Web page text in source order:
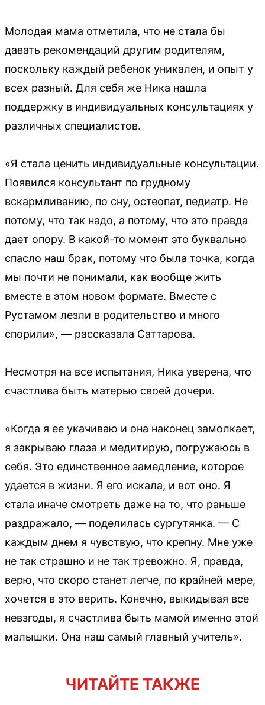
Молодая мама отметила, что не стала бы
давать рекомендаций другим родителям,
поскольку каждый ребенок уникален, и опыт у
всех разный. Для себя же Ника нашла
поддержку в индивидуальных консультациях у
различных специалистов.
«Я стала ценить индивидуальные консультации.
Появился консультант по грудному
вскармливанию, по сну, остеопат, педиатр. Не
потому, что так надо, а потому, что это правда
дает опору. В какой-то момент это буквально
спасло наш брак, потому что была точка, когда
мы почти не понимали, как вообще жить
вместе в этом новом формате. Вместе с
Рустамом лезли в родительство и много
спорили», — рассказала Саттарова.
Несмотря на все испытания, Ника уверена, что
счастлива быть матерью своей дочери.
«Когда я ее укачиваю и она наконец замолкает,
я закрываю глаза и медитирую, погружаюсь в
себя. Это единственное замедление, которое
удается в жизни. Я его искала, и вот оно. Я
стала иначе смотреть даже на то, что раньше
раздражало, — поделилась сургутянка. — С
каждым днем я чувствую, что крепну. Мне уже
не так страшно и не так тревожно. Я, правда,
верю, что скоро станет легче, по крайней мере,
хочется в это верить. Конечно, выкидывая все
невзгоды, я счастлива быть мамой именно этой
малышки. Она наш самый главный учитель».
ЧИТАЙТЕ ТАКЖЕ